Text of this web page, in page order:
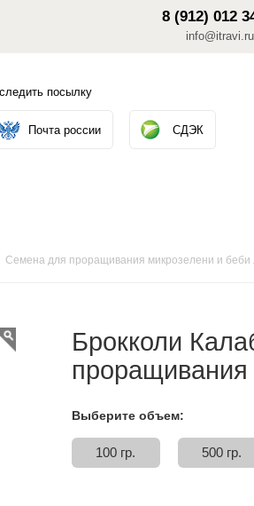
8 (912) 012
info@itravi.ru
посылку
Почта россии СДЭК
Семена для проращивания микрозелени и беби
Брокколи
проращивания
Выберите объем:
100 гр. 500 гр.